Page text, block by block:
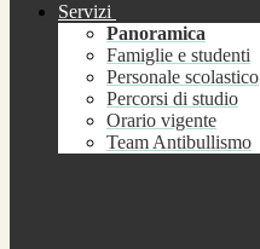
Servizi
Panoramica
Famiglie e studenti
Personale scolastico
Percorsi di studio
Orario vigente
Team Antibullismo